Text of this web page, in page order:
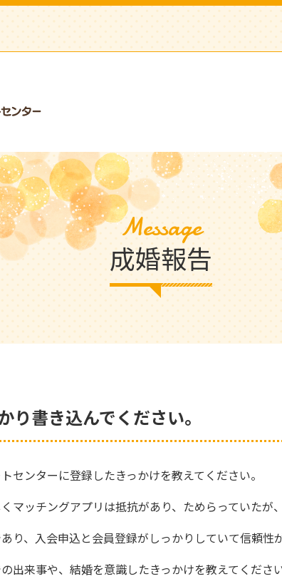
Message
成婚報告
書き込んでください。
センターに登録したきっかけを教えてください。
マッチングアプリは抵抗があり、ためらっていたが
り、入会申込と会員登録がしっかりしていて信頼性
出来事や、結婚を意識したきっかけを教えてください